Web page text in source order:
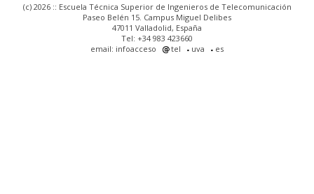
(c) 2026 :: Escuela Técnica Superior de Ingenieros de Telecomunicación
Paseo Belén 15. Campus Miguel Delibes
47011 Valladolid, España
Tel: +34 983 423660
email: infoacceso
tel uva es